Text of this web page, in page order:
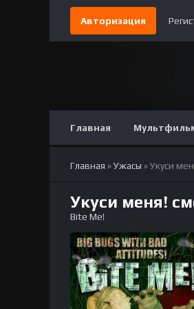
Авторизация
Главная
Главная »Ужасы » Укуси
Укуси меня!
Bite Me!